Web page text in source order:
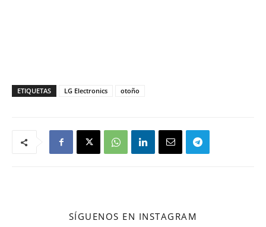
ETIQUETAS LG Electronics otoño
SÍGUENOS EN INSTAGRAM